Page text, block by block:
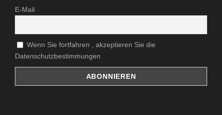
E-Mail
Wenn Sie fortfahren , akzeptieren Sie die
Datenschutzbestimmungen